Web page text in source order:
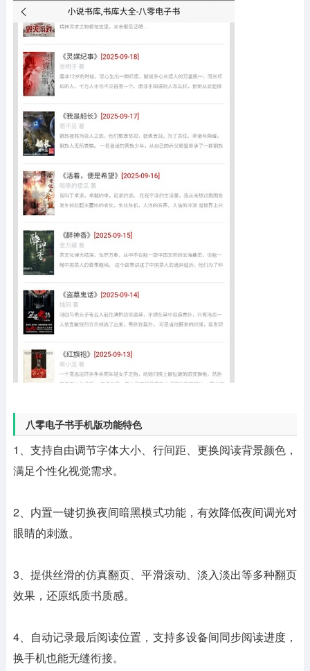
八零电子书手机版功能特色
1、支持自由调节字体大小、行间距、更换阅读背景颜色，
满足个性化视觉需求。
2、内置一键切换夜间暗黑模式功能，有效降低夜间调光对
眼睛的刺激。
3、提供丝滑的仿真翻页、平滑滚动、淡入淡出等多种翻页
效果，还原纸质书质感。
4、自动记录最后阅读位置，支持多设备间同步阅读进度，
换手机也能无缝衔接。